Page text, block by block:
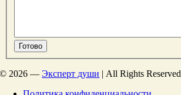
Готово
© 2026 —Эксперт души | All Rights Reserved